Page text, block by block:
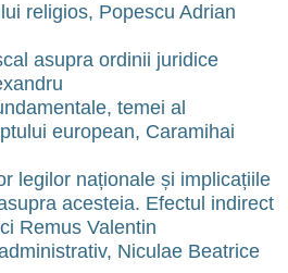
religios, Popescu Adrian
asupra ordinii juridice
temei al
european, Caramihai
legilor naționale și implicațiile
acesteia. Efectul indirect
Remus Valentin
Niculae Beatrice